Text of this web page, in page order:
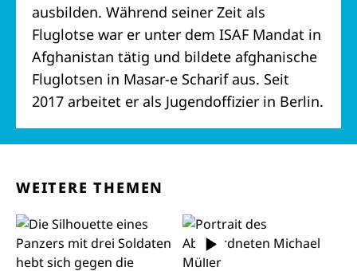
ausbilden. Während seiner Zeit als
Fluglotse war er unter dem ISAF Mandat in
Afghanistan tätig und bildete afghanische
Fluglotsen in Masar-e Scharif aus. Seit
2017 arbeitet er als Jugendoffizier in Berlin.
WEITERE THEMEN